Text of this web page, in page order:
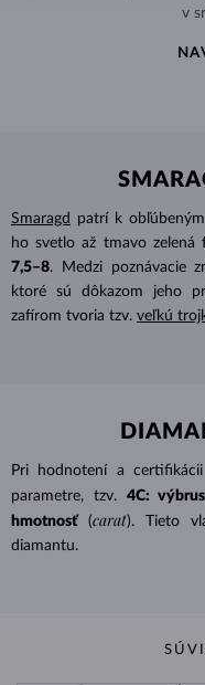
v
Smaragd
patrí k
ho svetlo až tmavo zelená
7,5–8. Medzi poznávacie
ktoré sú dôkazom jeho
zafírom tvoria tzv. veľkú
Pri hodnotení a certifikácii
parametre, tzv.
4C: výbrus
hmotnosť
(carat). Tieto
diamantu.